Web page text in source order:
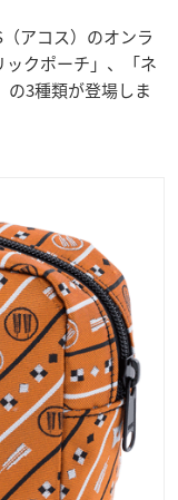
アコス）のオンラ
ックポーチ」、「ネ
の3種類が登場しま